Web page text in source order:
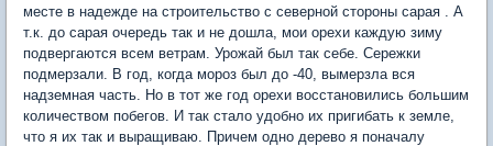
месте в надежде на строительство с северной стороны сарая . А
т.к. до сарая очередь так и не дошла, мои орехи каждую зиму
подвергаются всем ветрам. Урожай был так себе. Сережки
подмерзали. В год, когда мороз был до -40, вымерзла вся
надземная часть. Но в тот же год орехи восстановились большим
количеством побегов. И так стало удобно их пригибать к земле,
что я их так и выращиваю. Причем одно дерево я поначалу